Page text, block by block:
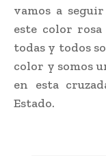
vamos a
este color
todas y todos
color y somos
en esta
Estado.